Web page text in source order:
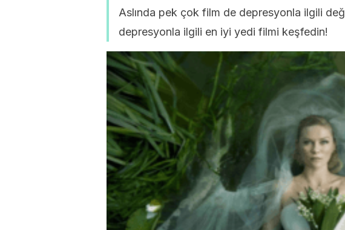
Aslında pek çok film de depresyonla ilgili
depresyonla ilgili en iyi yedi filmi keşfedin!